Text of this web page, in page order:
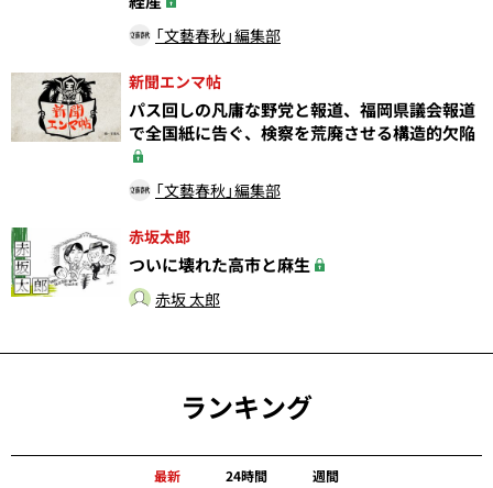
「文藝春秋」編集部
新聞エンマ帖
パス回しの凡庸な野党と報道、福岡県議会報道
で全国紙に告ぐ、検察を荒廃させる構造的欠陥
「文藝春秋」編集部
赤坂太郎
ついに壊れた高市と麻生
赤坂 太郎
ランキング
最新 24時間 週間